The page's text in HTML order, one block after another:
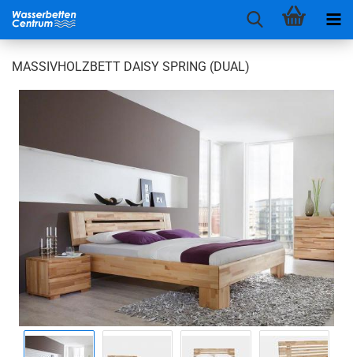
MASSIVHOLZBETT DAISY SPRING (DUAL)